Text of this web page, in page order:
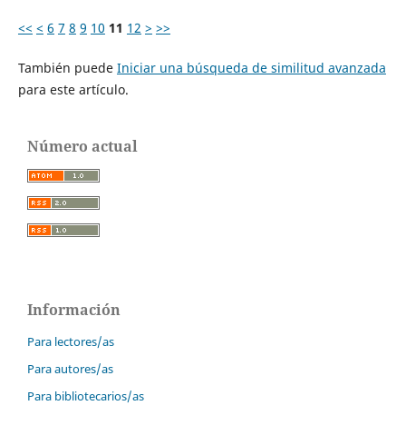
<< < 6 7 8 9 10 11 12 > >>
También puede Iniciar una búsqueda de similitud avanzada
para este artículo.
Número actual
Información
Para lectores/as
Para autores/as
Para bibliotecarios/as